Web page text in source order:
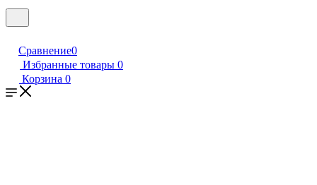
Сравнение0
Избранные товары 0
Корзина 0